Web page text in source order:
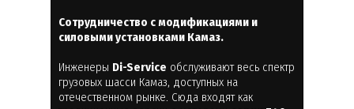
Сотрудничество с модификациями и
силовыми установками Камаз.
Инженеры Di-Service обслуживают весь спектр
грузовых шасси Камаз, доступных на
отечественном рынке. Сюда входят как